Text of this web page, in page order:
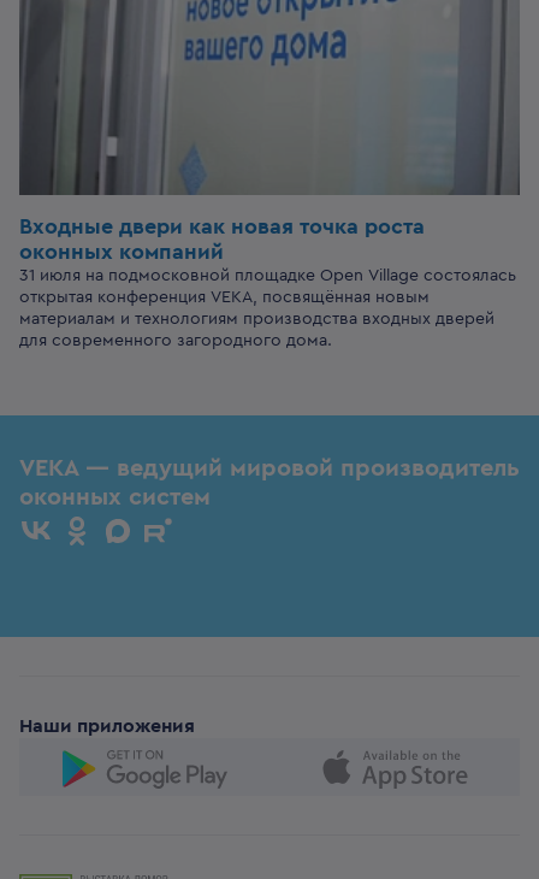
Входные двери как новая точка роста
оконных компаний
31 июля на подмосковной площадке Open Village состоялась
открытая конференция VEKA, посвящённая новым
материалам и технологиям производства входных дверей
для современного загородного дома.
VEKA — ведущий мировой производитель
оконных систем
Наши приложения